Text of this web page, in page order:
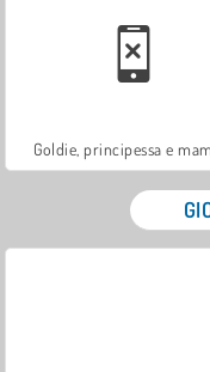
Goldie, principessa e